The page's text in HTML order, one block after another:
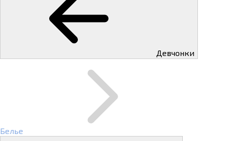
Девчонки
Белье